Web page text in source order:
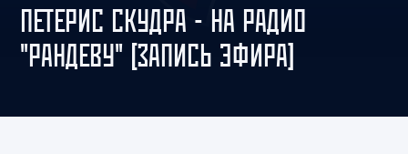
ПЕТЕРИС СКУДРА - НА РАДИО
"РАНДЕВУ" [ЗАПИСЬ ЭФИРА]